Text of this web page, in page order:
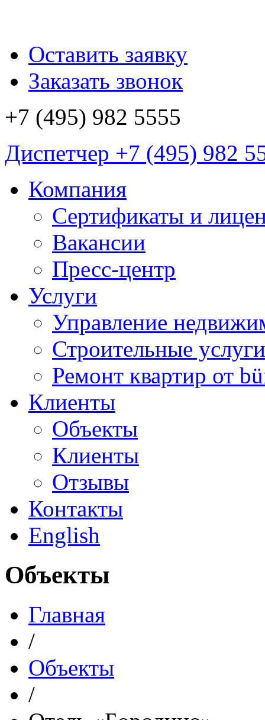
Оставить заявку
Заказать звонок
+7 (495) 982 5555
Диспетчер +7 (495) 982
Компания
Сертификаты и
Вакансии
Пресс-центр
Услуги
Управление
Строительные услуги
Ремонт квартир от
Клиенты
Объекты
Клиенты
Отзывы
Контакты
English
Объекты
Главная
/
Объекты
/